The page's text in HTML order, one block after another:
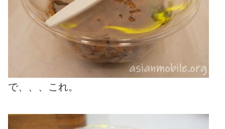
で、、、これ。